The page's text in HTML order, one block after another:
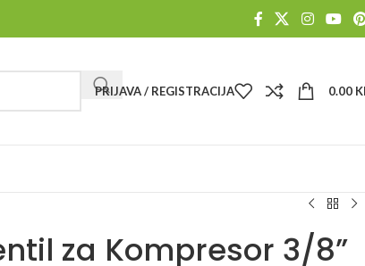
PRIJAVA / REGISTRACIJA 0.00
za Kompresor 3/8”